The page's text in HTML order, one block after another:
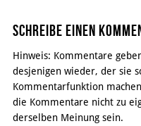
Schreibe einen
Hinweis: Kommentare
desjenigen wieder, der sie
Kommentarfunktion
die Kommentare nicht zu
derselben Meinung sein.